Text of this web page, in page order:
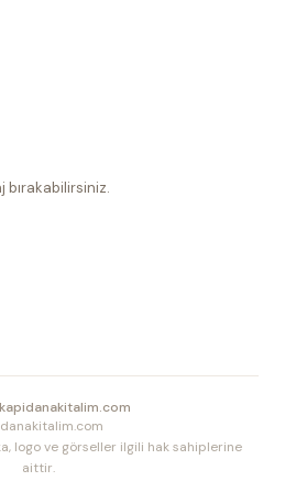
bırakabilirsiniz.
kapidanakitalim.com
logo ve görseller ilgili hak sahiplerine
aittir.